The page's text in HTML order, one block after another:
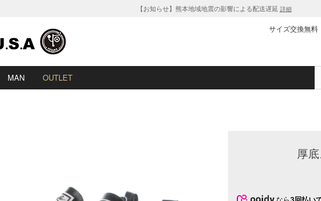
【お知らせ】熊本地域地震の影響による配送遅延 詳細
サイズ交換無料
MAN OUTLET
厚